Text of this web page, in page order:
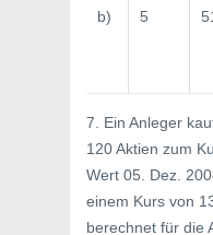
b) 5
7. Ein Anleger
120 Aktien zum
Wert 05. Dez.
einem Kurs von
berechnet für die